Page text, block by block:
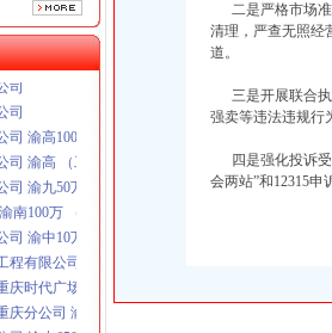
司
司
渝高100万 （工商注册）
渝高 （工商注册）
渝九50万 （进出口权）
南100万 （进出口权）
渝中10万 （工商注册）
程有限公司渝中分公司 （工商注册）
时代广场分公司 渝中 （工商注册）
分公司 渝中 （工商注册）
渝中650万 （注册）
二是严格市场准
清理，严查无照经
道。
三是开展联合执
强卖等违法违规行
四是强化投诉受
会两站”和12315申